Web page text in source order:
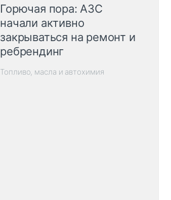
Горючая пора: АЗС
начали активно
закрываться на ремонт и
ребрендинг
Топливо, масла и автохимия